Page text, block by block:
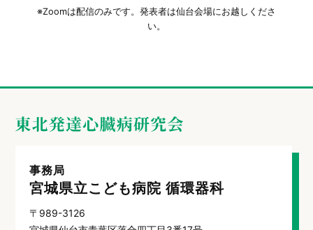
※Zoomは配信のみです。発表者は仙台会場にお越しくださ
い。
事務局
宮城県立こども病院 循環器科
〒989-3126